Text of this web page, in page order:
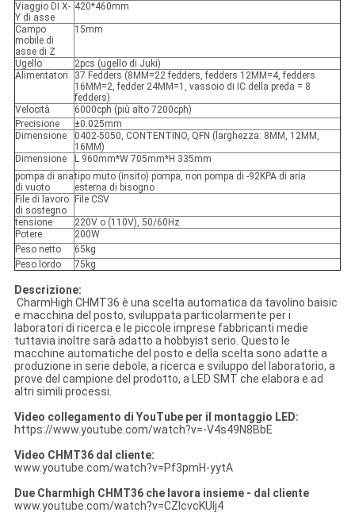
Viaggio DI X-
Y di asse
420*460mm
Campo
mobile di
asse di Z
15mm
Ugello
2pcs (ugello di Juki)
Alimentatori
37 Fedders (8MM=22 fedders, fedders 12MM=4, fedders
16MM=2, fedder 24MM=1, vassoio di IC della preda = 8
fedders)
Velocità
6000cph (più alto 7200cph)
Precisione
±0.025mm
Dimensione
0402-5050, CONTENTINO, QFN (larghezza: 8MM, 12MM,
16MM)
Dimensione
L 960mm*W 705mm*H 335mm
pompa di aria
di vuoto
tipo muto (insito) pompa, non pompa di -92KPA di aria
esterna di bisogno
File di lavoro
di sostegno
File CSV
tensione
220V o (110V), 50/60Hz
Potere
200W
Peso netto
65kg
Peso lordo
75kg
Descrizione:
CharmHigh CHMT36 è una scelta automatica da tavolino baisic
e macchina del posto, sviluppata particolarmente per i
laboratori di ricerca e le piccole imprese fabbricanti medie
tuttavia inoltre sarà adatto a hobbyist serio. Questo le
macchine automatiche del posto e della scelta sono adatte a
produzione in serie debole, a ricerca e sviluppo del laboratorio, a
prove del campione del prodotto, a LED SMT che elabora e ad
altri simili processi.
Video collegamento di YouTube per il montaggio LED:
https://www.youtube.com/watch?v=-V4s49N8BbE
Video CHMT36 dal cliente:
www.youtube.com/watch?v=Pf3pmH-yytA
Due Charmhigh CHMT36 che lavora insieme - dal cliente
www.youtube.com/watch?v=CZIcvcKUIj4